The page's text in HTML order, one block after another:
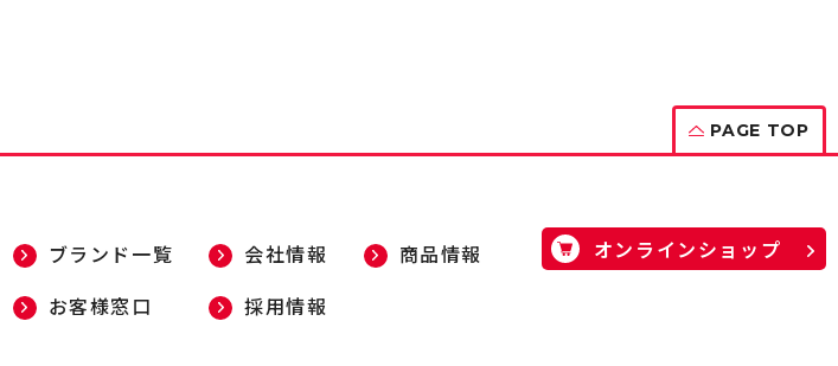
PAGE TOP
ブランド一覧 会社情報
商品情報
お客様窓口 採用情報
オンラインショップ